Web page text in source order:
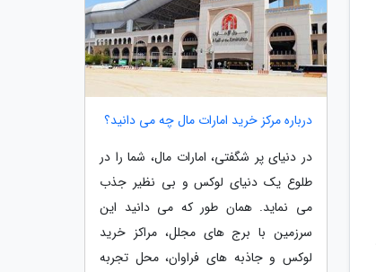
درباره مرکز خرید امارات مال چه می دانید؟
در دنیای پر شگفتی، امارات مال، شما را در
طلوع یک دنیای لوکس و بی نظیر جذب
می نماید. همان طور که می دانید این
سرزمین با برج های مجلل، مراکز خرید
لوکس و جاذبه های فراوان، محل تجربه